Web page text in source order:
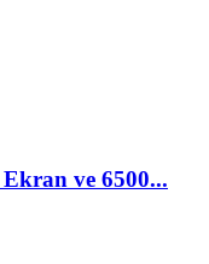
Ekran ve 6500...